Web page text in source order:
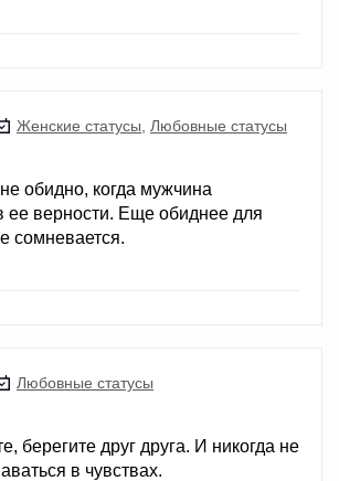
Женские статусы Любовные статусы
обидно, когда мужчина
ее верности. Еще обиднее для
сомневается.
Любовные статусы
берегите друг друга. И никогда не
в чувствах.